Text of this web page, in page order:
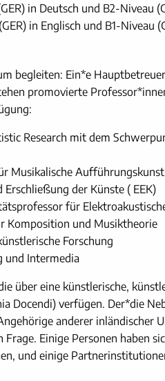
in Deutsch und B2-Niveau
in Englisch und B1-Niveau
begleiten: Ein*e
promovierte
Research mit dem
Musikalische
der Künste ( EEK)
für
Komposition und Musiktheorie
Forschung
und Intermedia
über eine künstlerische,
Docendi) verfügen. Der*die
anderer inländischer
Einige Personen haben
und einige